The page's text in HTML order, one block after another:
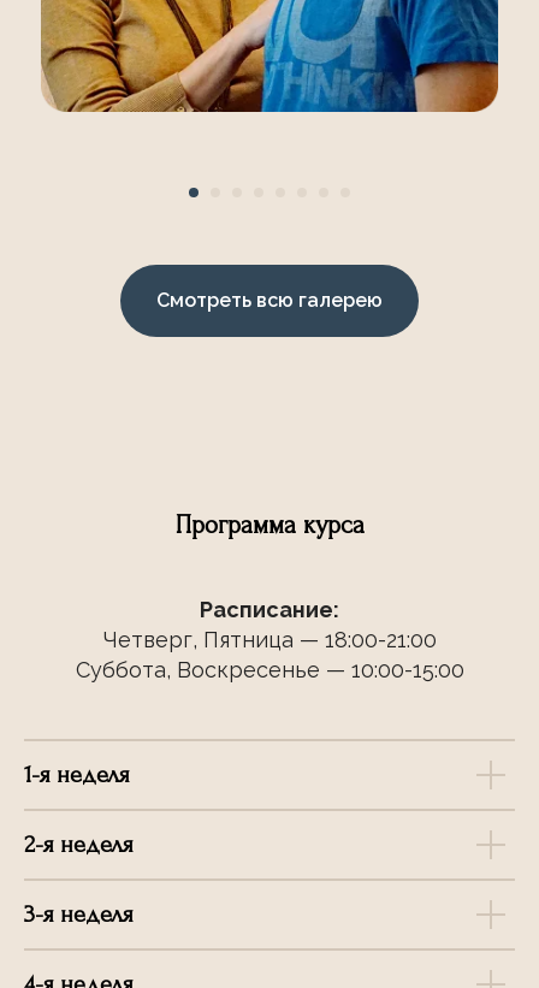
Смотреть всю галерею
Программа курса
Расписание:
Четверг, Пятница — 18:00-21:00
Суббота, Воскресенье — 10:00-15:00
1-я неделя
2-я неделя
3-я неделя